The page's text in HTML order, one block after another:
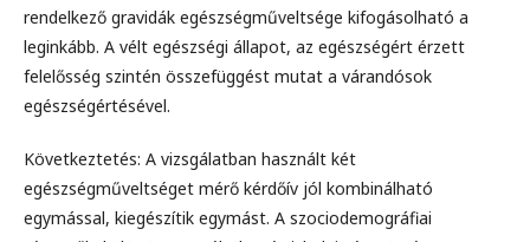
rendelkező gravidák egészségműveltsége kifogásolható a
leginkább. A vélt egészségi állapot, az egészségért érzett
felelősség szintén összefüggést mutat a várandósok
egészségértésével.
Következtetés: A vizsgálatban használt két
egészségműveltséget mérő kérdőív jól kombinálható
egymással, kiegészítik egymást. A szociodemográfiai